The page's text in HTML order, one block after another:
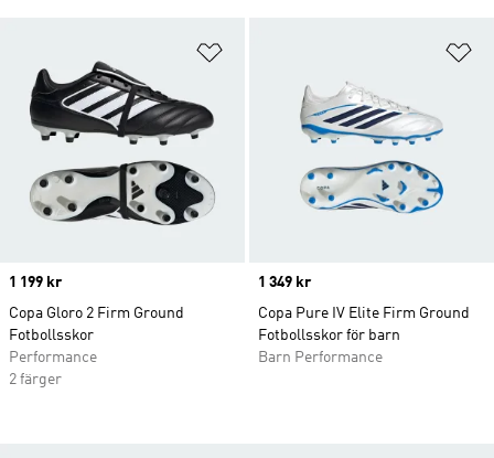
Price
1 199 kr
Copa Gloro 2 Firm Ground
Fotbollsskor
Performance
2 färger
Price
1 349 kr
Copa Pure IV Elite Firm Ground
Fotbollsskor för barn
Barn Performance